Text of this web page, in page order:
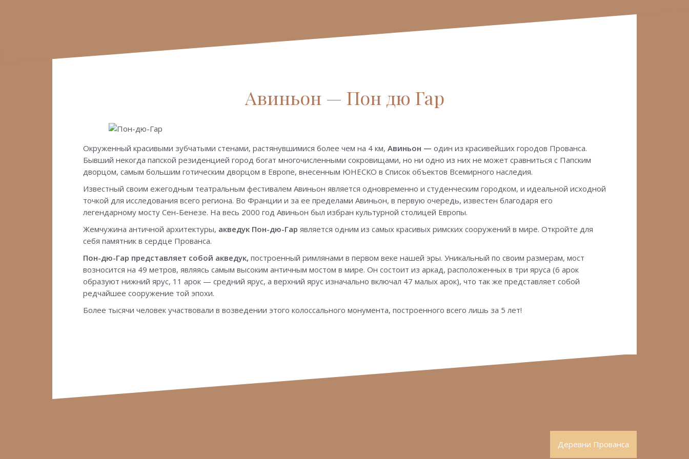
Авиньон — Пон дю Гар
Окруженный красивыми зубчатыми стенами, растянувшимися более чем на 4 км, Авиньон — один из красивейших городов Прованса.
Бывший некогда папской резиденцией город богат многочисленными сокровищами, но ни одно из них не может сравниться с Папским
дворцом, самым большим готическим дворцом в Европе, внесенным ЮНЕСКО в Список объектов Всемирного наследия.
Известный своим ежегодным театральным фестивалем Авиньон является одновременно и студенческим городком, и идеальной исходной
точкой для исследования всего региона. Во Франции и за ее пределами Авиньон, в первую очередь, известен благодаря его
легендарному мосту Сен-Бенезе. На весь 2000 год Авиньон был избран культурной столицей Европы.
Жемчужина античной архитектуры, акведук Пон-дю-Гар является одним из самых красивых римских сооружений в мире. Откройте для
себя памятник в сердце Прованса.
Пон-дю-Гар представляет собой акведук, построенный римлянами в первом веке нашей эры. Уникальный по своим размерам, мост
возносится на 49 метров, являясь самым высоким античным мостом в мире. Он состоит из аркад, расположенных в три яруса (6 арок
образуют нижний ярус, 11 арок — средний ярус, а верхний ярус изначально включал 47 малых арок), что так же представляет собой
редчайшее сооружение той эпохи.
Более тысячи человек участвовали в возведении этого колоссального монумента, построенного всего лишь за 5 лет!
Деревни Прованса